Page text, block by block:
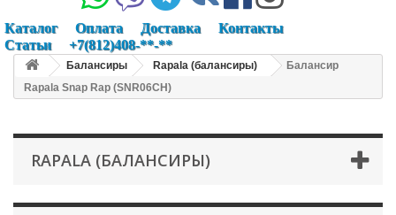
Каталог Оплата Доставка
Контакты
Статьи
+7(812)408-**-**
Балансиры Rapala (балансиры)
Балансир
Rapala Snap Rap (SNR06CH)
RAPALA (БАЛАНСИРЫ)